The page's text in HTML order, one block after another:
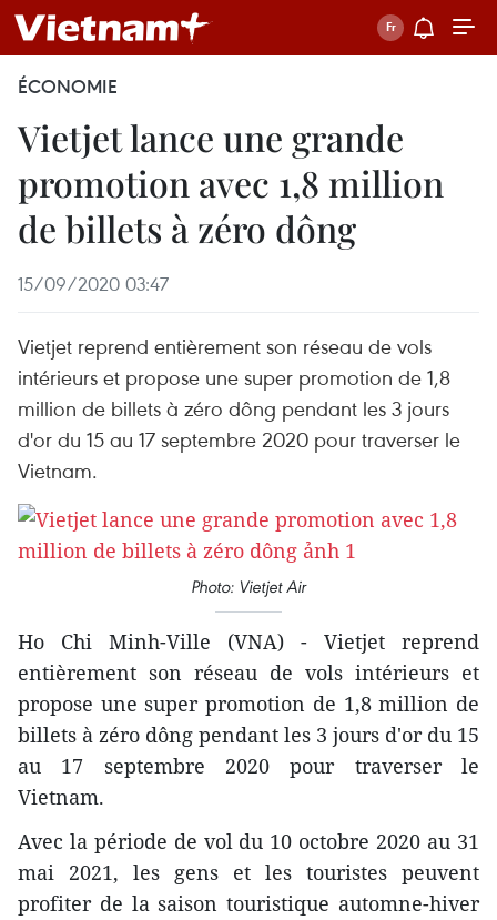
ÉCONOMIE
Vietjet lance une grande
promotion avec 1,8 million
de billets à zéro dông
15/09/2020 03:47
Vietjet reprend entièrement son réseau de vols
intérieurs et propose une super promotion de 1,8
million de billets à zéro dông pendant les 3 jours
d'or du 15 au 17 septembre 2020 pour traverser le
Vietnam.
Photo: Vietjet Air
Ho Chi Minh-Ville (VNA) - Vietjet reprend
entièrement son réseau de vols intérieurs et
propose une super promotion de 1,8 million de
billets à zéro dông pendant les 3 jours d'or du 15
au 17 septembre 2020 pour traverser le
Vietnam.
Avec la période de vol du 10 octobre 2020 au 31
mai 2021, les gens et les touristes peuvent
profiter de la saison touristique automne-hiver